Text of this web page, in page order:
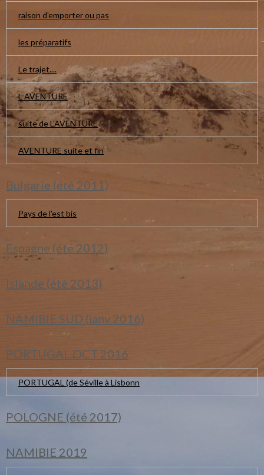
raison d'emporter ou pas
les préparatifs
Le trajet....
L AVENTURE
suite de L'AVENTURE
AVENTURE suite et fin
Bulgarie (été 2011)
Pays de l'est bis
Espagne (été 2012)
Islande (été 2013)
NAMIBIE SUD (janv 2016)
PORTUGAL OCT 2016
PORTUGAL (de Séville à Lisbonn
POLOGNE (été 2017)
NAMIBIE 2019